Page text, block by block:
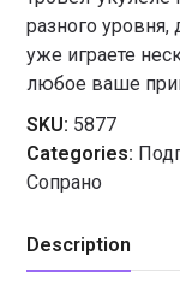
разного
уже играете
любое ваше
SKU: 5877
Categories:
Сопрано
Description